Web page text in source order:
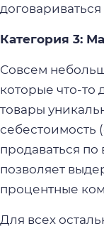
Категория 3:
Совсем
которые что-то
товары
себестоимость
продаваться
позволяет
процентные
Для всех